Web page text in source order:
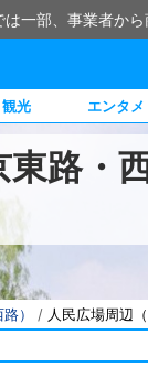
は一部、事業者か
観光 エンタメ
東路・
） / 人民広場周辺